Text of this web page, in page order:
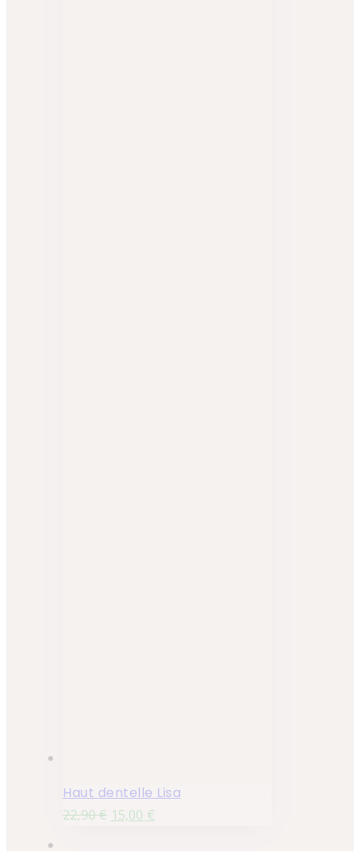
Haut dentelle Lisa
22,90€ 15,00 €